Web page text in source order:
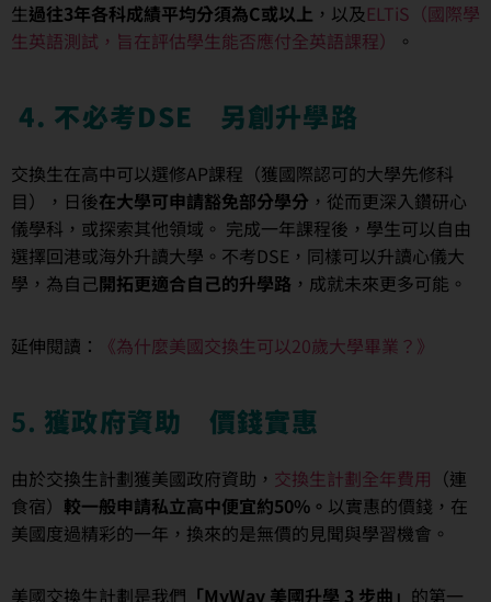
生過往3年各科成績平均分須為C或以上 ，以及ELTiS（國際學
生英語測試，旨在評估學生能否應付全英語課程）
。
4. 不必考DSE 另創升學路
交換生在高中可以選修AP課程（獲國際認可的大學先修科
目），日後在大學可申請豁免部分學分 ，從而更深入鑽研心
儀學科，或探索其他領域。 完成一年課程後，學生可以自由
選擇回港或海外升讀大學。不考DSE，同樣可以升讀心儀大
學，為自己開拓更適合自己的升學路 ，成就未來更多可能。
延伸閱讀： 《為什麼美國交換生可以20歲大學畢業？》
5. 獲政府資助 價錢實惠
由於交換生計劃獲美國政府資助， 交換生計劃全年費用 （連
食宿） 較一般申請私立高中便宜約50%。 以實惠的價錢，在
美國度過精彩的一年，換來的是無價的見聞與學習機會。
美國交換生計劃是我們 「MyWay 美國升學 3 步曲」 的第一